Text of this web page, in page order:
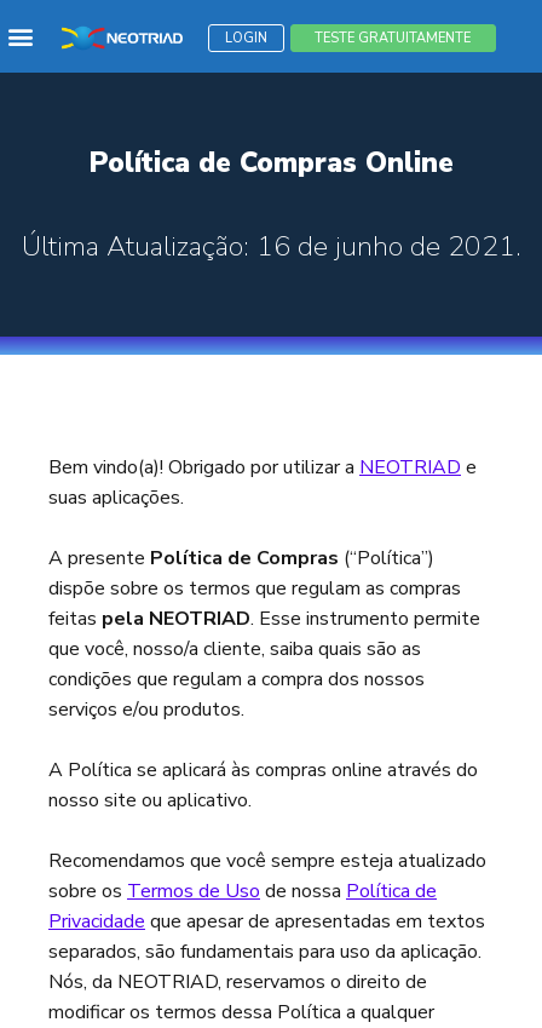
Menu LOGIN TESTE GRATUITAMENTE
Política de Compras Online
Última Atualização: 16 de junho de 2021.
Bem vindo(a)! Obrigado por utilizar a NEOTRIAD e
suas aplicações.
A presente Política de Compras (“Política”)
dispõe sobre os termos que regulam as compras
feitas pela NEOTRIAD. Esse instrumento permite
que você, nosso/a cliente, saiba quais são as
condições que regulam a compra dos nossos
serviços e/ou produtos.
A Política se aplicará às compras online através do
nosso site ou aplicativo.
Recomendamos que você sempre esteja atualizado
sobre os Termos de Uso de nossa Política de
Privacidade que apesar de apresentadas em textos
separados, são fundamentais para uso da aplicação.
Nós, da NEOTRIAD, reservamos o direito de
modificar os termos dessa Política a qualquer